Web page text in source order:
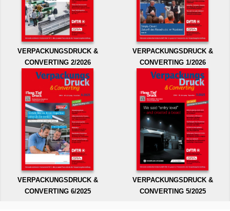
VERPACKUNGSDRUCK &
CONVERTING 2/2026
VERPACKUNGSDRUCK &
CONVERTING 1/2026
VERPACKUNGSDRUCK &
CONVERTING 6/2025
VERPACKUNGSDRUCK &
CONVERTING 5/2025